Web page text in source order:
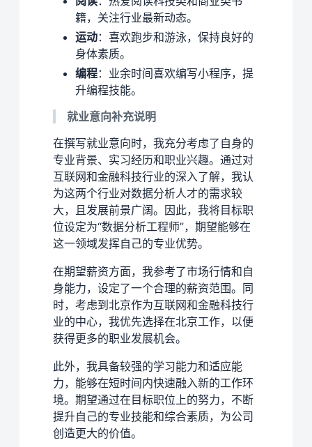
籍，关注行业最新动态。
运动：喜欢跑步和游泳，保持良好的
身体素质。
编程：业余时间喜欢编写小程序，提
升编程技能。
就业意向补充说明
在撰写就业意向时，我充分考虑了自身的
专业背景、实习经历和职业兴趣。通过对
互联网和金融科技行业的深入了解，我认
为这两个行业对数据分析人才的需求较
大，且发展前景广阔。因此，我将目标职
位设定为“数据分析工程师”，期望能够在
这一领域发挥自己的专业优势。
在期望薪资方面，我参考了市场行情和自
身能力，设定了一个合理的薪资范围。同
时，考虑到北京作为互联网和金融科技行
业的中心，我优先选择在北京工作，以便
获得更多的职业发展机会。
此外，我具备较强的学习能力和适应能
力，能够在短时间内快速融入新的工作环
境。期望通过在目标职位上的努力，不断
提升自己的专业技能和综合素质，为公司
创造更大的价值。